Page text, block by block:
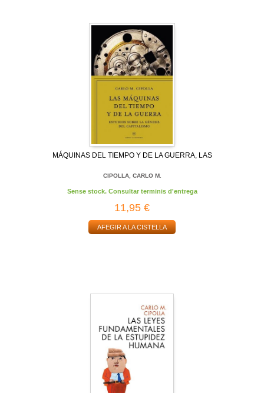
MÁQUINAS DEL TIEMPO Y DE LA GUERRA, LAS
CIPOLLA, CARLO M.
Sense stock. Consultar terminis d'entrega
11,95 €
AFEGIR A LA CISTELLA